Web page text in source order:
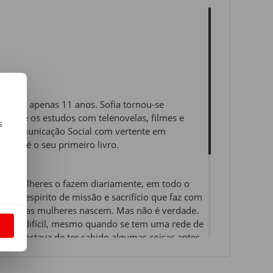
com apenas 11 anos. Sofia tornou-se
os estudos com telenovelas, filmes e
Comunicação Social com vertente em
Bem" é o seu primeiro livro.
mulheres o fazem diariamente, em todo o
espírito de missão e sacrifício que faz com
as mulheres nascem. Mas não é verdade.
difícil, mesmo quando se tem uma rede de
gostava de ter sabido algumas coisas antes
que a amamentação pode ser um processo